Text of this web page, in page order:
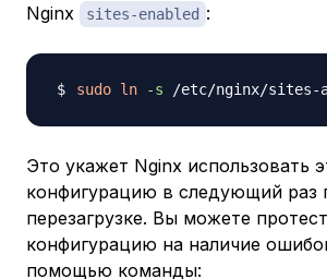
Nginx
sites-enabled :
sudo ln -s /etc/nginx/sites-
Это укажет Nginx использовать
конфигурацию в следующий раз
перезагрузке. Вы можете
конфигурацию на наличие
помощью команды: